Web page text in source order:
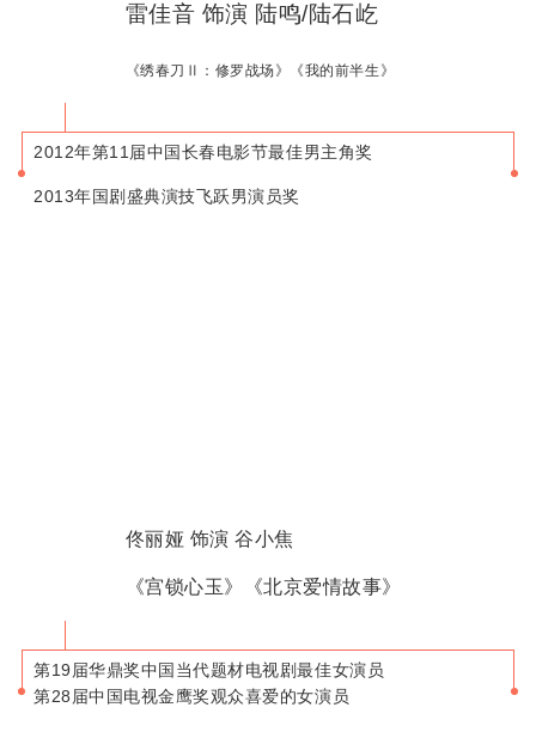
雷佳音 饰演 陆鸣/陆石屹
《绣春刀Ⅱ：修罗战场》《我的前半生》
2012年第11届中国长春电影节最佳男主角奖
2013年国剧盛典演技飞跃男演员奖
佟丽娅 饰演 谷小焦
《宫锁心玉》《北京爱情故事》
第19届华鼎奖中国当代题材电视剧最佳女演员
第28届中国电视金鹰奖观众喜爱的女演员